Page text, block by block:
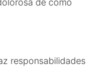
de como
responsabilidades